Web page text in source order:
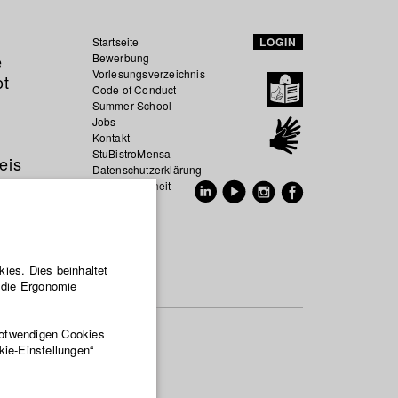
Startseite
Bewerbung
Vorlesungsverzeichnis
Code of Conduct
Summer School
Jobs
Kontakt
StuBistroMensa
Datenschutzerklärung
Datensicherheit
LOGIN
Dies beinhaltet
Ergonomie
Cookies
Einstellungen“